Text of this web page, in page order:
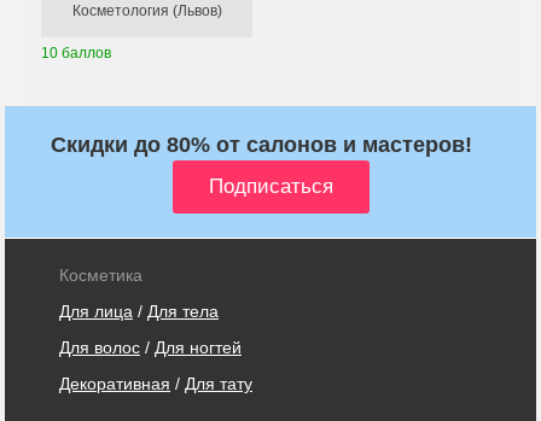
Косметология (Львов)
10 баллов
Скидки до 80% от салонов и мастеров!
Косметика
Для лица / Для тела
Для волос / Для ногтей
Декоративная / Для тату